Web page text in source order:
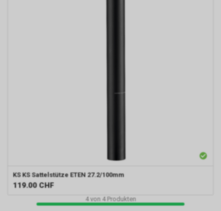
KS KS Sattelstütze ETEN 27.2/100mm
119.00 CHF
4von 4Produkten